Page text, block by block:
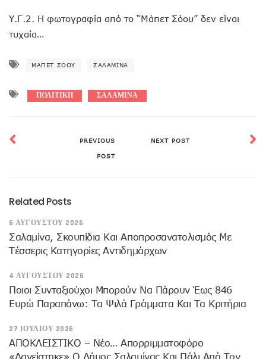
Υ.Γ.2. Η φωτογραφία από το “Μάπετ Σόου” δεν είναι
τυχαία…
ΜΆΠΕΤ ΣΌΟΥ ΣΑΛΑΜΊΝΑ
ΠΟΛΙΤΙΚΗ ΣΑΛΑΜΙΝΑ
PREVIOUS
POST
NEXT POST
Related Posts
6 ΑΥΓΟΎΣΤΟΥ 2026
Σαλαμίνα, Σκουπίδια Και Αποπροσανατολισμός Με
Τέσσερις Κατηγορίες Αντιδημάρχων
4 ΑΥΓΟΎΣΤΟΥ 2026
Ποιοι Συνταξιούχοι Μπορούν Να Πάρουν Έως 846
Ευρώ Παραπάνω: Τα Ψιλά Γράμματα Και Τα Κριτήρια
27 ΙΟΥΛΊΟΥ 2026
ΑΠΟΚΛΕΙΣΤΙΚΟ – Νέο… Απορριμματοφόρο
«δανείστηκε» Ο Δήμος Σαλαμίνας Και Πάλι Από Τον